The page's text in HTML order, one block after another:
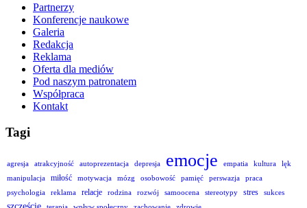
Partnerzy
Konferencje naukowe
Galeria
Redakcja
Reklama
Oferta dla mediów
Pod naszym patronatem
Współpraca
Kontakt
Tagi
agresja atrakcyjność autoprezentacja depresja emocje empatia kultura
lęk
manipulacja
miłość motywacja mózg osobowość pamięć perswazja
praca
psychologia
reklama relacje rodzina rozwój samoocena stereotypy stres sukces